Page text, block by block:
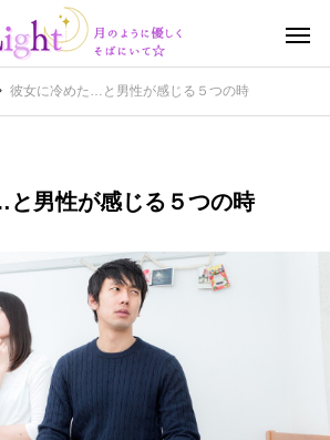
彼女に冷めた…と男性が感じる５つの時
男性が感じる５つの時